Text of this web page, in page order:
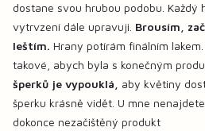
dostane svou hrubou podobu. Každý
vytrvzení dále upravuji. Brousím,
leštím. Hrany potírám finálním
takové, abych byla s konečným
šperků je vypouklá,
aby květiny
šperku krásně vidět. U mne
dokonce nezačištěný produkt